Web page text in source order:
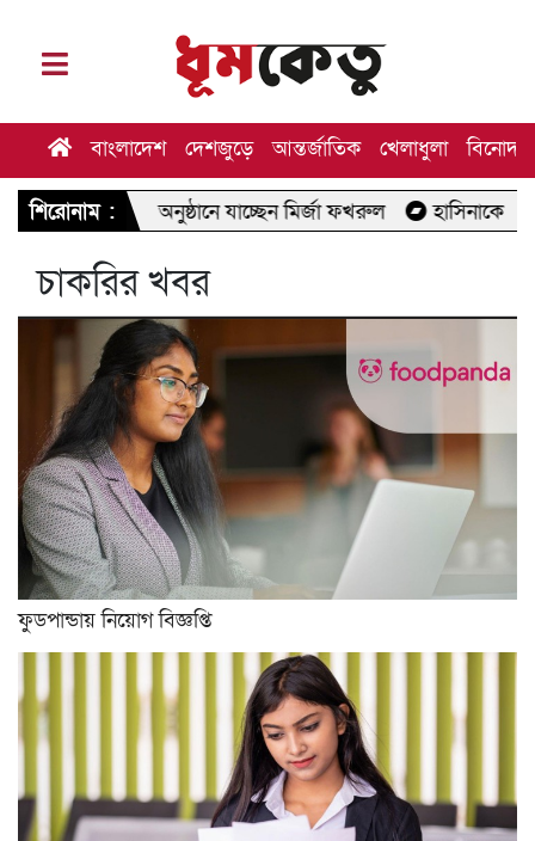
বাংলাদেশ দেশজুড়ে আন্তর্জাতিক খেলাধুলা বিনোদন
শিরোনাম :
পাঠের অনুষ্ঠানে যাচ্ছেন মির্জা ফখরুল হাসিনাকে ফেরত
চাকরির খবর
ফুডপান্ডায় নিয়োগ বিজ্ঞপ্তি